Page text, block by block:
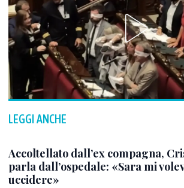
LEGGI ANCHE
Accoltellato dall’ex compagna,
parla dall’ospedale: «Sara mi
uccidere»